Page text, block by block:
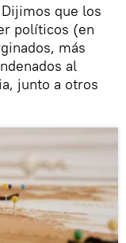
que los
políticos (en
más
al
junto a otros